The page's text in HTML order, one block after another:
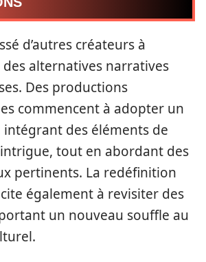
d’autres créateurs à
des alternatives narratives
Des productions
commencent à adopter un
intégrant des éléments de
tout en abordant des
pertinents. La redéfinition
également à revisiter des
un nouveau souffle au